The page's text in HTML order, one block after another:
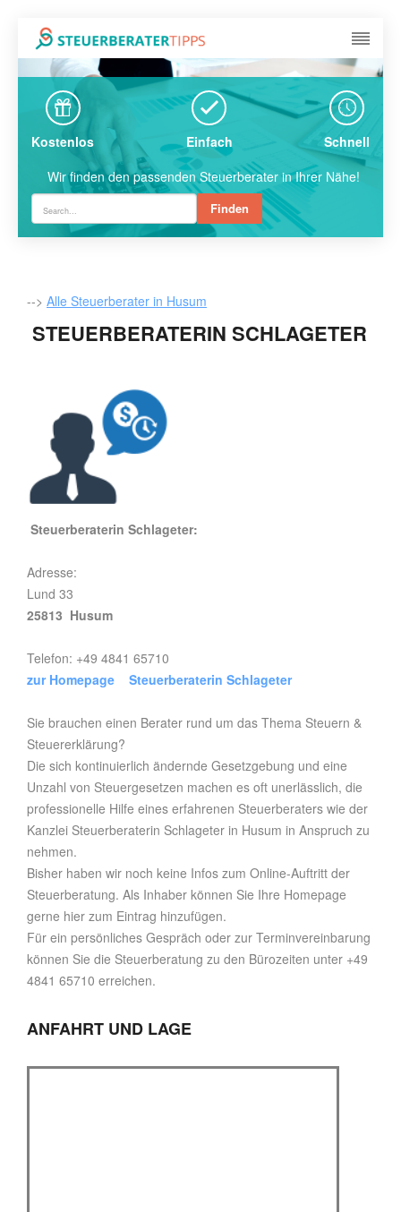
Kostenlos Einfach
Schnell
Wir finden den passenden Steuerberater in Ihrer Nähe!
Finden
--> Alle Steuerberater in Husum
STEUERBERATERIN SCHLAGETER
Steuerberaterin Schlageter:
Adresse:
Lund 33
25813 Husum
Telefon: +49 4841 65710
zur Homepage Steuerberaterin Schlageter
Sie brauchen einen Berater rund um das Thema Steuern &
Steuererklärung?
Die sich kontinuierlich ändernde Gesetzgebung und eine
Unzahl von Steuergesetzen machen es oft unerlässlich, die
professionelle Hilfe eines erfahrenen Steuerberaters wie der
Kanzlei Steuerberaterin Schlageter in Husum in Anspruch zu
nehmen.
Bisher haben wir noch keine Infos zum Online-Auftritt der
Steuerberatung. Als Inhaber können Sie Ihre Homepage
gerne hier zum Eintrag hinzufügen.
Für ein persönliches Gespräch oder zur Terminvereinbarung
können Sie die Steuerberatung zu den Bürozeiten unter +49
4841 65710 erreichen.
ANFAHRT UND LAGE